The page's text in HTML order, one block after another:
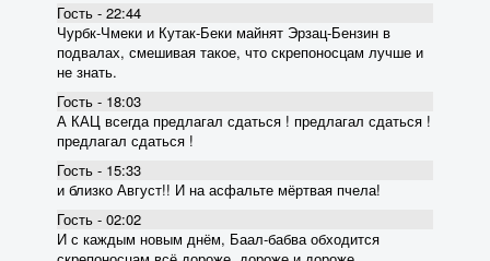
Гость - 22:44
Чурбк-Чмеки и Кутак-Беки майнят Эрзац-Бензин в
подвалах, смешивая такое, что скрепоносцам лучше и
не знать.
Гость - 18:03
А КАЦ всегда предлагал сдаться ! предлагал сдаться !
предлагал сдаться !
Гость - 15:33
и близко Август!! И на асфальте мёртвая пчела!
Гость - 02:02
И с каждым новым днём, Баал-бабва обходится